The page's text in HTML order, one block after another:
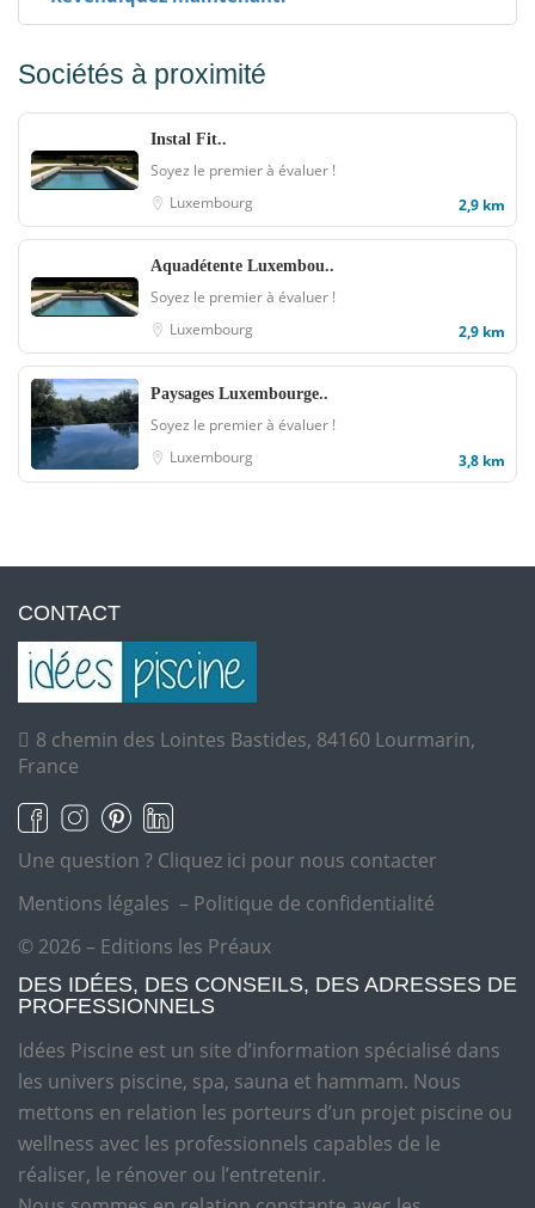
Sociétés à proximité
Instal Fit..
Soyez le premier à évaluer !
Luxembourg
2,9 km
Aquadétente Luxembou..
Soyez le premier à évaluer !
Luxembourg
2,9 km
Paysages Luxembourge..
Soyez le premier à évaluer !
Luxembourg
3,8 km
CONTACT
8 chemin des Lointes Bastides, 84160 Lourmarin,
France
Une question ? Cliquez ici pour nous contacter
Mentions légales – Politique de confidentialité
© 2026 – Editions les Préaux
DES IDÉES, DES CONSEILS, DES ADRESSES DE
PROFESSIONNELS
Idées Piscine est un site d’information spécialisé dans
les univers piscine, spa, sauna et hammam. Nous
mettons en relation les porteurs d’un projet piscine ou
wellness avec les professionnels capables de le
réaliser, le rénover ou l’entretenir.